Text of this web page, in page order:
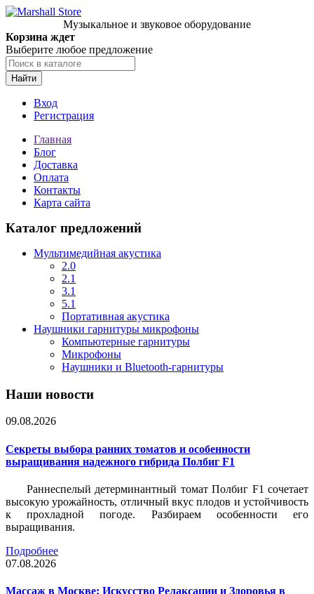
Музыкальное и звуковое оборудование
Корзина ждет
Выберите любое предложение
Найти
Вход
Регистрация
Главная
Блог
Доставка
Оплата
Контакты
Карта сайта
Каталог предложений
Мультимедийная акустика
2.0
2.1
3.1
5.1
Портативная акустика
Наушники гарнитуры микрофоны
Компьютерные гарнитуры
Микрофоны
Наушники и Bluetooth-гарнитуры
Наши новости
09.08.2026
Секреты выбора ранних томатов и особенности
выращивания надежного гибрида Полбиг F1
Раннеспелый детерминантный томат Полбиг F1 сочетает
высокую урожайность, отличный вкус плодов и устойчивость
к прохладной погоде. Разбираем особенности его
выращивания.
Подробнее
07.08.2026
Массаж в Москве: Искусство Релаксации и Здоровья в